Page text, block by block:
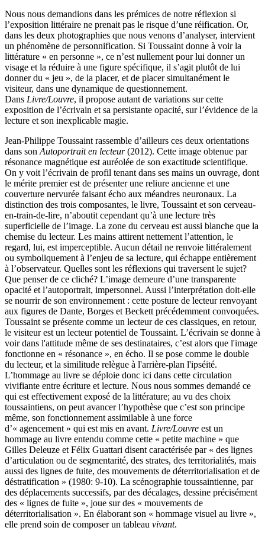
Nous nous demandions dans les prémices de notre réflexion si
l’exposition littéraire ne prenait pas le risque d’une réification. Or,
dans les deux photographies que nous venons d’analyser, intervient
un phénomène de personnification. Si Toussaint donne à voir la
littérature « en personne », ce n’est nullement pour lui donner un
visage et la réduire à une figure spécifique, il s’agit plutôt de lui
donner du « jeu », de la placer, et de placer simultanément le
visiteur, dans une dynamique de questionnement.
Dans Livre/Louvre, il propose autant de variations sur cette
exposition de l’écrivain et sa persistante opacité, sur l’évidence de la
lecture et son inexplicable magie.
Jean-Philippe Toussaint rassemble d’ailleurs ces deux orientations
dans son Autoportrait en lecteur(2012). Cette image obtenue par
résonance magnétique est auréolée de son exactitude scientifique.
On y voit l’écrivain de profil tenant dans ses mains un ouvrage, dont
le mérite premier est de présenter une reliure ancienne et une
couverture nervurée faisant écho aux méandres neuronaux. La
distinction des trois composantes, le livre, Toussaint et son cerveau-
en-train-de-lire, n’aboutit cependant qu’à une lecture très
superficielle de l’image. La zone du cerveau est aussi blanche que la
chemise du lecteur. Les mains attirent nettement l’attention, le
regard, lui, est imperceptible. Aucun détail ne renvoie littéralement
ou symboliquement à l’enjeu de sa lecture, qui échappe entièrement
à l’observateur. Quelles sont les réflexions qui traversent le sujet?
Que penser de ce cliché? L’image demeure d’une transparente
opacité et l’autoportrait, impersonnel. Aussi l’interprétation doit-elle
se nourrir de son environnement : cette posture de lecteur renvoyant
aux figures de Dante, Borges et Beckett précédemment convoquées.
Toussaint se présente comme un lecteur de ces classiques, en retour,
le visiteur est un lecteur potentiel de Toussaint. L’écrivain se donne à
voir dans l'attitude même de ses destinataires, c’est alors que l'image
fonctionne en « résonance », en écho. Il se pose comme le double
du lecteur, et la similitude relègue à l'arrière-plan l'ipséité.
L’hommage au livre se déploie donc ici dans cette circulation
vivifiante entre écriture et lecture. Nous nous sommes demandé ce
qui est effectivement exposé de la littérature; au vu des choix
toussaintiens, on peut avancer l’hypothèse que c’est son principe
même, son fonctionnement assimilable à une force
d’« agencement » qui est mis en avant. Livre/Louvre est un
hommage au livre entendu comme cette « petite machine » que
Gilles Deleuze et Félix Guattari disent caractérisée par « des lignes
d’articulation ou de segmentarité, des strates, des territorialités, mais
aussi des lignes de fuite, des mouvements de déterritorialisation et de
déstratification » (1980: 9-10). La scénographie toussaintienne, par
des déplacements successifs, par des décalages, dessine précisément
des « lignes de fuite », joue sur des « mouvements de
déterritorialisation ». En élaborant son « hommage visuel au livre »,
elle prend soin de composer un tableau vivant.